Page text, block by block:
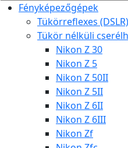
Fényképezőgépek
Tükörreflexes (DSLR)
Tükör nélküli
Nikon Z 30
Nikon Z 5
Nikon Z 50II
Nikon Z 5II
Nikon Z 6II
Nikon Z 6III
Nikon Zf